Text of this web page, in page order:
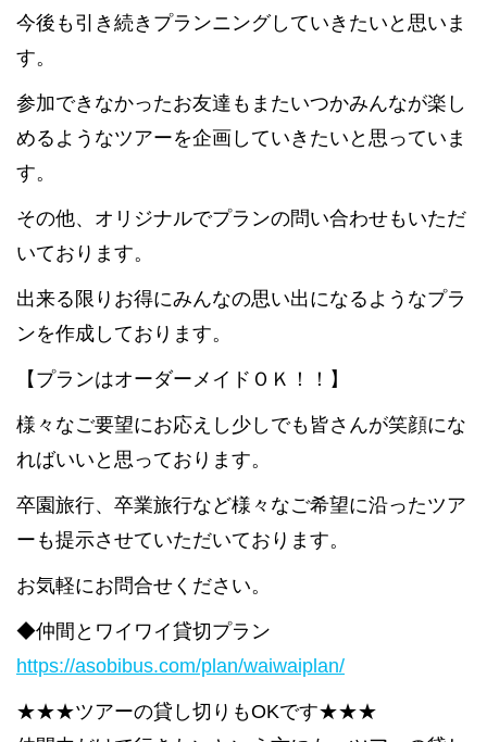
今後も引き続きプランニングしていきたいと思いま
す。
参加できなかったお友達もまたいつかみんなが楽し
めるようなツアーを企画していきたいと思っていま
す。
その他、オリジナルでプランの問い合わせもいただ
いております。
出来る限りお得にみんなの思い出になるようなプラ
ンを作成しております。
【プランはオーダーメイドＯＫ！！】
様々なご要望にお応えし少しでも皆さんが笑顔にな
ればいいと思っております。
卒園旅行、卒業旅行など様々なご希望に沿ったツア
ーも提示させていただいております。
お気軽にお問合せください。
◆仲間とワイワイ貸切プラン
https://asobibus.com/plan/waiwaiplan/
★★★ツアーの貸し切りもOKです★★★